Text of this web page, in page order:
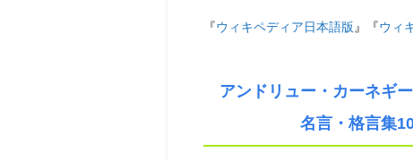
『 ウィキペディア日本語版 』『 ウィ
アンドリュー・カーネギー
名言・格言集100選